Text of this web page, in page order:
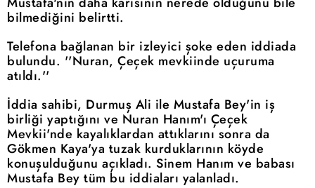
bilmediğini belirtti.
Telefona bağlanan bir izleyici şoke eden iddiada
bulundu. ''Nuran, Çeçek mevkiinde uçuruma
atıldı.''
İddia sahibi, Durmuş Ali ile Mustafa Bey'in iş
birliği yaptığını ve Nuran Hanım'ı Çeçek
Mevkii'nde kayalıklardan attıklarını sonra da
Gökmen Kaya'ya tuzak kurduklarının köyde
konuşulduğunu açıkladı. Sinem Hanım ve babası
Mustafa Bey tüm bu iddiaları yalanladı.